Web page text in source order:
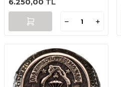
6.250,00 TL